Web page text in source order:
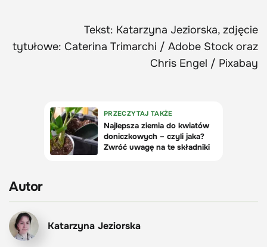
Tekst: Katarzyna Jeziorska, zdjęcie
tytułowe: Caterina Trimarchi / Adobe Stock oraz
Chris Engel / Pixabay
Autor
Katarzyna Jeziorska